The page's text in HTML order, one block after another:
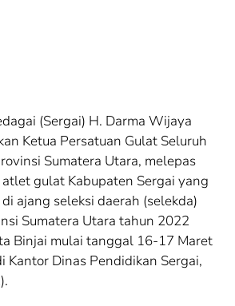
(Sergai) H. Darma Wijaya
Ketua Persatuan Gulat Seluruh
Sumatera Utara, melepas
gulat Kabupaten Sergai yang
ajang seleksi daerah (selekda)
Sumatera Utara tahun 2022
Binjai mulai tanggal 16-17 Maret
Kantor Dinas Pendidikan Sergai,